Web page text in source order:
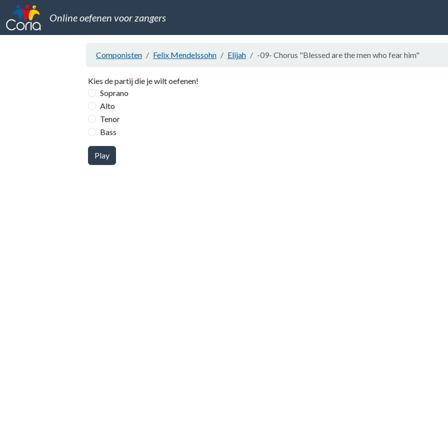
Online oefenen voor zangers
Componisten Felix Mendelssohn Elijah -09- Chorus "Blessed are the men who fear him"
Kies de partij die je wilt oefenen!
Soprano
Alto
Tenor
Bass
Play